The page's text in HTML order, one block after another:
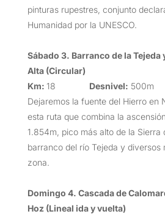
pinturas rupestres, conjunto
Humanidad por la UNESCO.
Sábado 3. Barranco de la Tejeda
Alta (Circular)
Km: 18 Desnivel:
Dejaremos la fuente del Hierro en
esta ruta que combina la
1.854m, pico más alto de la Sierra
barranco del río Tejeda y diversos
zona.
Domingo 4. Cascada de
Hoz (Lineal ida y vuelta)